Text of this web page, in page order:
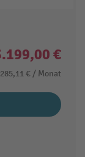
€
285,11 € / Monat